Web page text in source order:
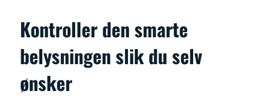
Kontroller den smarte
belysningen slik du selv
ønsker